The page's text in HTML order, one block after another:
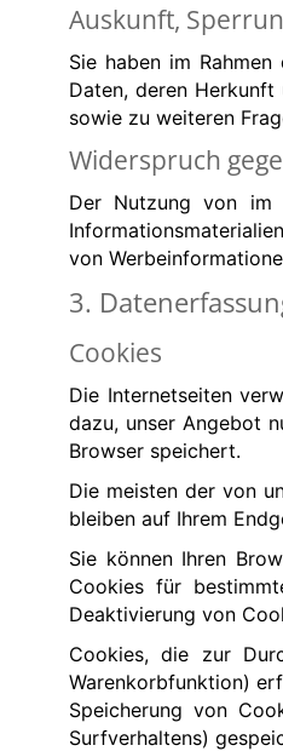
Auskunft,
Sie haben im
Daten, deren
sowie zu weiteren
Widerspruch
Der Nutzung von im
von
3.
Cookies
Die Internetseiten
dazu, unser Angebot
Browser speichert.
Die meisten der von
bleiben auf Ihrem
Sie können Ihren
Cookies für
Deaktivierung von
Cookies, die zur
Warenkorbfunktion)
Speicherung von
Surfverhaltens)